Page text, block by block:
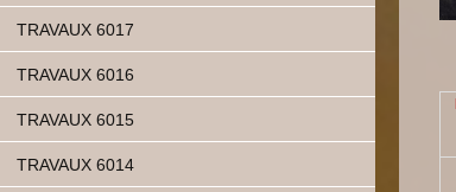
TRAVAUX 6017
TRAVAUX 6016
TRAVAUX 6015
TRAVAUX 6014